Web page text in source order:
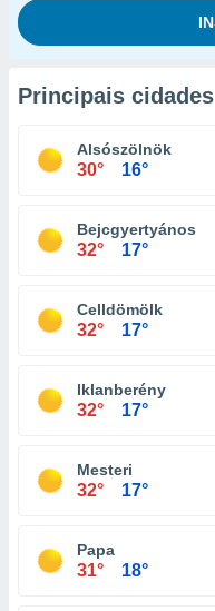
Principais cidades
Alsószölnök
30° 16°
Bejcgyertyános
32° 17°
Celldömölk
32° 17°
Iklanberény
32° 17°
Mesteri
32° 17°
Papa
31° 18°